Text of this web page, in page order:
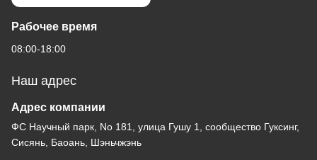
Рабочее время
08:00-18:00
Наш адрес
Адрес компании
ФС Научный парк, No 181, улица Гушу 1, сообщество Гуксинг,
Сисянь, Баоань, Шэньчжэнь